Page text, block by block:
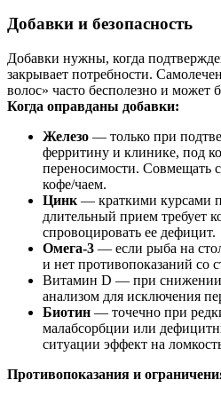
Добавки и безопасность
Добавки нужны, когда
закрывает потребности.
волос» часто бесполезно и может
Когда оправданы добавки:
Железо — только при
ферритину и клинике, под
переносимости. Совмещать
кофе/чаем.
Цинк — краткими курсами
длительный прием требует
спровоцировать ее дефицит.
Омега‑3 — если рыба на
и нет противопоказаний со
Витамин D — при снижении
анализом для исключения
Биотин — точечно при
малабсорбции или
ситуации эффект на
Противопоказания и